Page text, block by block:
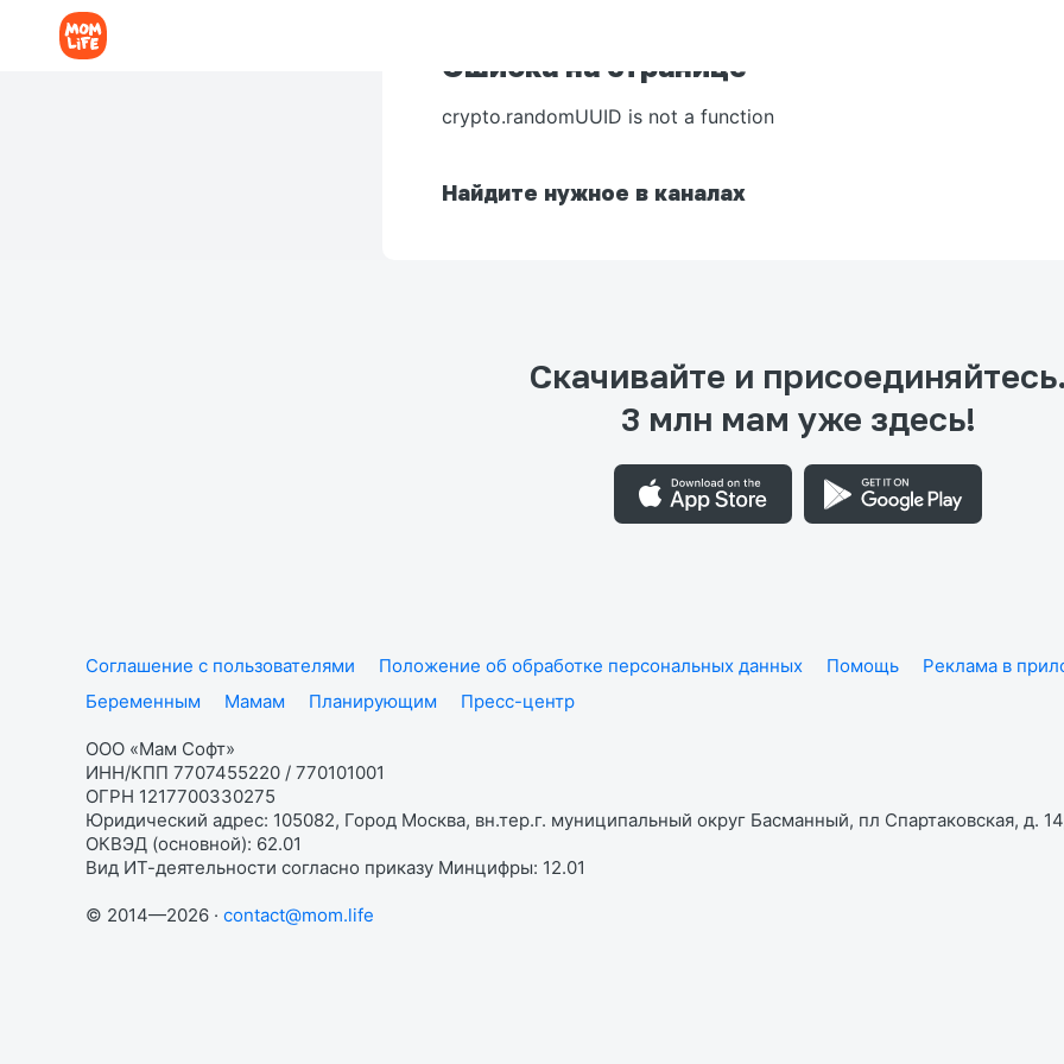
Ошибка на странице
crypto.randomUUID is not a function
Найдите нужное в каналах
Скачивайте и присоединяйтесь.
3 млн мам уже здесь!
Соглашение с пользователями Положение об обработке персональных данных Помощь Реклама в
Беременным
Мамам Планирующим Пресс-центр
ООО «Мам Софт»
ИНН/КПП 7707455220 / 770101001
ОГРН 1217700330275
Юридический адрес: 105082, Город Москва, вн.тер.г. муниципальный округ Басманный, пл Спартаковская, д.
ОКВЭД (основной): 62.01
Вид ИТ-деятельности согласно приказу Минцифры: 12.01
© 2014—2026 · contact@mom.life